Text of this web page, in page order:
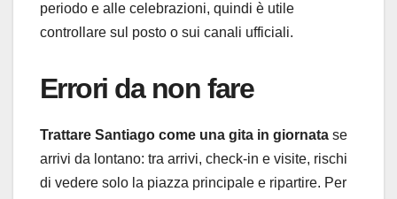
periodo e alle celebrazioni, quindi è utile
controllare sul posto o sui canali ufficiali.
Errori da non fare
Trattare Santiago come una gita in giornata se
arrivi da lontano: tra arrivi, check-in e visite, rischi
di vedere solo la piazza principale e ripartire. Per